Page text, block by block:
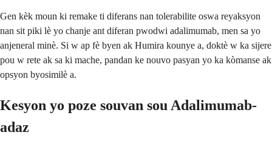
Gen kèk moun ki remake ti diferans nan tolerabilite oswa reyaksyon
nan sit piki lè yo chanje ant diferan pwodwi adalimumab, men sa yo
anjeneral minè. Si w ap fè byen ak Humira kounye a, doktè w ka sijere
pou w rete ak sa ki mache, pandan ke nouvo pasyan yo ka kòmanse ak
opsyon byosimilè a.
Kesyon yo poze souvan sou Adalimumab-
adaz